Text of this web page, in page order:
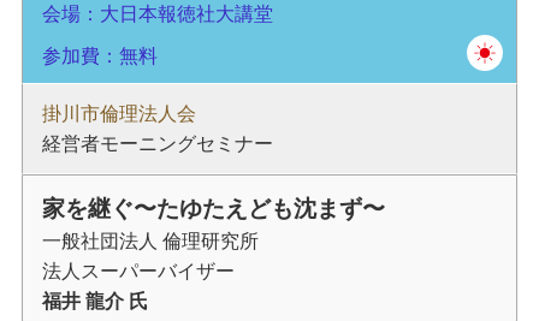
会場：大日本報徳社大講堂
参加費：無料
掛川市倫理法人会
経営者モーニングセミナー
家を継ぐ〜たゆたえども沈まず〜
一般社団法人 倫理研究所
法人スーパーバイザー
福井 龍介 氏